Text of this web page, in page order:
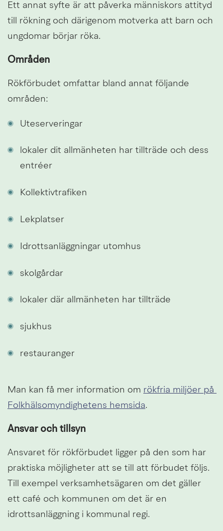
Ett annat syfte är att påverka människors attityd
till rökning och därigenom motverka att barn och
ungdomar börjar röka.
Områden
Rökförbudet omfattar bland annat följande
områden:
Uteserveringar
lokaler dit allmänheten har tillträde och dess
entréer
Kollektivtrafiken
Lekplatser
Idrottsanläggningar utomhus
skolgårdar
lokaler där allmänheten har tillträde
sjukhus
restauranger
Man kan få mer information om rökfria miljöer på
Folkhälsomyndighetens hemsida.
Ansvar och tillsyn
Ansvaret för rökförbudet ligger på den som har
praktiska möjligheter att se till att förbudet följs.
Till exempel verksamhetsägaren om det gäller
ett café och kommunen om det är en
idrottsanläggning i kommunal regi.